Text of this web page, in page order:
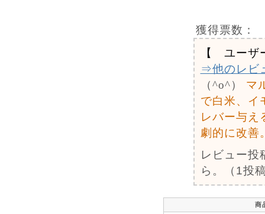
獲得票数：
【 ユーザ
⇒他のレビ
（^o^）
マ
で白米、イ
レバー与え
劇的に改善
レビュー投
ら。（1投
商